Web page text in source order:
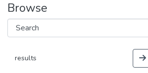
Browse
results